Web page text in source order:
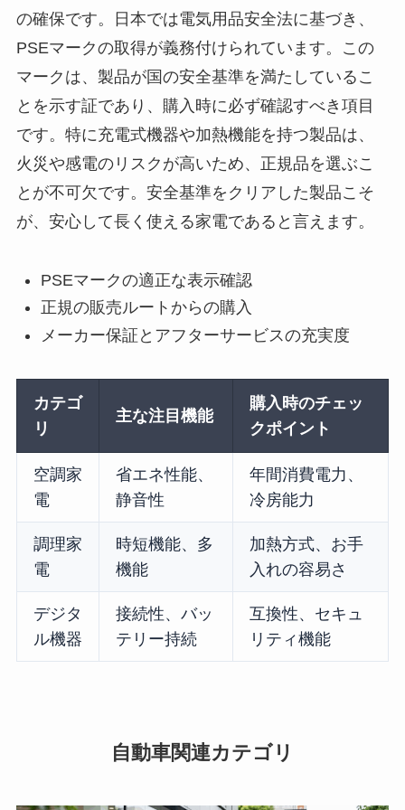
の確保です。日本では電気用品安全法に基づき、
PSEマークの取得が義務付けられています。この
マークは、製品が国の安全基準を満たしているこ
とを示す証であり、購入時に必ず確認すべき項目
です。特に充電式機器や加熱機能を持つ製品は、
火災や感電のリスクが高いため、正規品を選ぶこ
とが不可欠です。安全基準をクリアした製品こそ
が、安心して長く使える家電であると言えます。
PSEマークの適正な表示確認
正規の販売ルートからの購入
メーカー保証とアフターサービスの充実度
カテゴ
リ
主な注目機能
購入時のチェッ
クポイント
空調家
電
省エネ性能、
静音性
年間消費電力、
冷房能力
調理家
電
時短機能、多
機能
加熱方式、お手
入れの容易さ
デジタ
ル機器
接続性、バッ
テリー持続
互換性、セキュ
リティ機能
自動車関連カテゴリ